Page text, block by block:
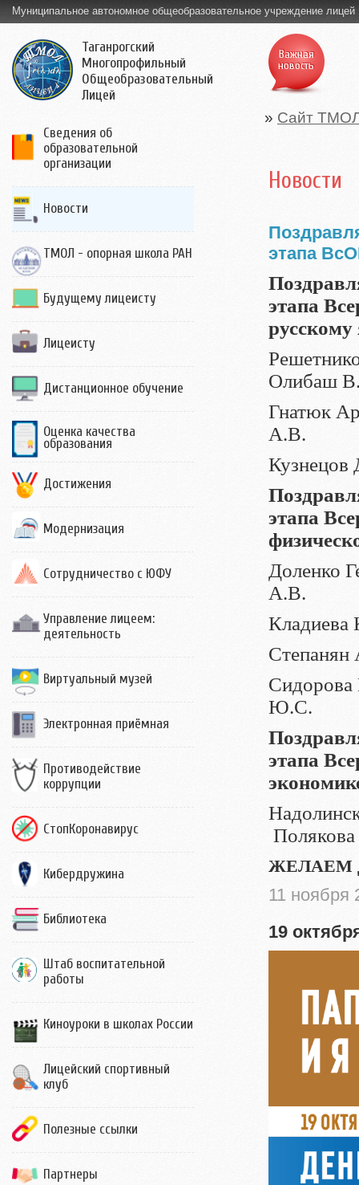
Муниципальное автономное общеобразовательное учреждение
Таганрогский
Многопрофильный
Общеобразовательный
Лицей
Сведения об
образовательной
организации
Новости
ТМОЛ - опорная школа РАН
Будущему лицеисту
Лицеисту
Дистанционное обучение
Оценка качества
образования
Достижения
Модернизация
Сотрудничество с ЮФУ
Управление лицеем:
деятельность
Виртуальный музей
Электронная приёмная
Противодействие
коррупции
СтопКоронавирус
Кибердружина
Библиотека
Штаб воспитательной
работы
Киноуроки в школах России
Лицейский спортивный
клуб
Полезные ссылки
Партнеры
Важная
новость
» Сайт
Новости
этапа
этапа
Олибаш
Гнатюк
А.В.
Кузнецов
этапа
Доленко
А.В.
Кладиева
Степанян
Сидорова
Ю.С.
этапа
ЖЕЛАЕМ
11 ноября
19